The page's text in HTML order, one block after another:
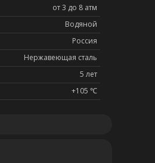
от 3 до 8 атм
Водяной
Россия
Нержавеющая сталь
5 лет
+105 ℃